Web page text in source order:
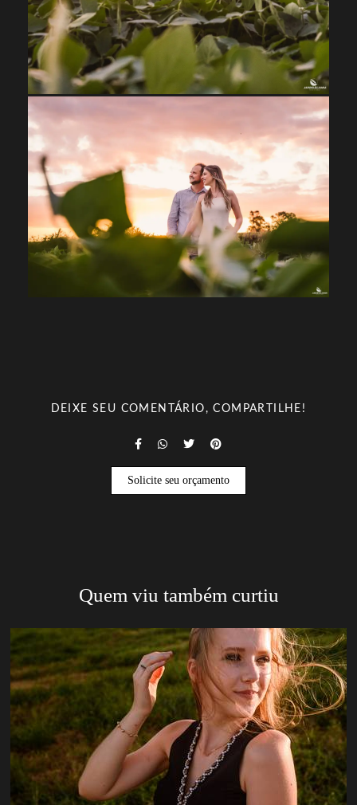
DEIXE SEU COMENTÁRIO, COMPARTILHE!
Solicite seu orçamento
Quem viu também curtiu